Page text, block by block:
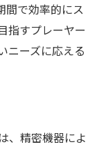
間で効率的にス
指すプレーヤー
ニーズに応える
、精密機器によ